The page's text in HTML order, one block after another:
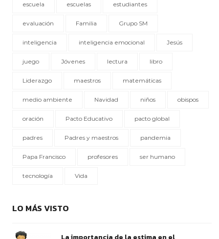
escuela escuelas estudiantes
evaluación Familia Grupo SM
inteligencia inteligencia emocional Jesús
juego Jóvenes lectura libro
Liderazgo maestros matemáticas
medio ambiente Navidad niños obispos
oración Pacto Educativo pacto global
padres Padres y maestros pandemia
Papa Francisco profesores ser humano
tecnología Vida
LO MÁS VISTO